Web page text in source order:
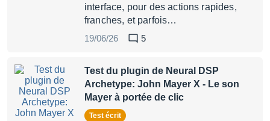
interface, pour des actions rapides,
franches, et parfois…
19/06/26
5
Test du plugin de Neural DSP
Archetype: John Mayer X - Le son
Mayer à portée de clic
Test écrit